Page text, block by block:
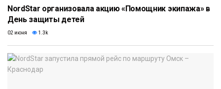
NordStar организовала акцию «Помощник экипажа» в
День защиты детей
02 июня 1.3k